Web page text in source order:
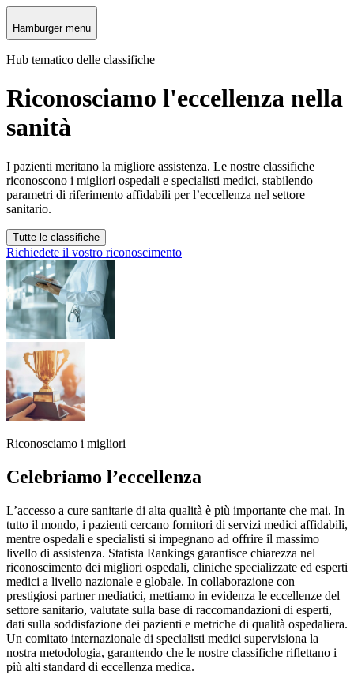
Hamburger menu
Hub tematico delle classifiche
Riconosciamo l'eccellenza nella
sanità
I pazienti meritano la migliore assistenza. Le nostre classifiche
riconoscono i migliori ospedali e specialisti medici, stabilendo
parametri di riferimento affidabili per l’eccellenza nel settore
sanitario.
Tutte le classifiche
Richiedete il vostro riconoscimento
Riconosciamo i migliori
Celebriamo l’eccellenza
L’accesso a cure sanitarie di alta qualità è più importante che mai. In
tutto il mondo, i pazienti cercano fornitori di servizi medici affidabili,
mentre ospedali e specialisti si impegnano ad offrire il massimo
livello di assistenza. Statista Rankings garantisce chiarezza nel
riconoscimento dei migliori ospedali, cliniche specializzate ed esperti
medici a livello nazionale e globale. In collaborazione con
prestigiosi partner mediatici, mettiamo in evidenza le eccellenze del
settore sanitario, valutate sulla base di raccomandazioni di esperti,
dati sulla soddisfazione dei pazienti e metriche di qualità ospedaliera.
Un comitato internazionale di specialisti medici supervisiona la
nostra metodologia, garantendo che le nostre classifiche riflettano i
più alti standard di eccellenza medica.